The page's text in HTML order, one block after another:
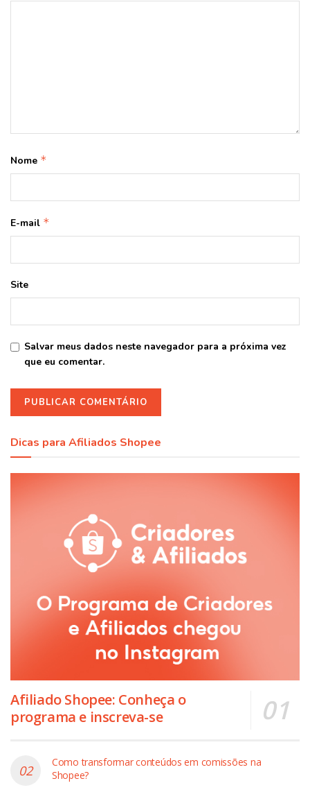
Nome *
E-mail *
Site
Salvar meus dados neste navegador para a próxima vez
que eu comentar.
Dicas para Afiliados Shopee
Afiliado Shopee: Conheça o
programa e inscreva-se
Como transformar conteúdos em comissões na
Shopee?